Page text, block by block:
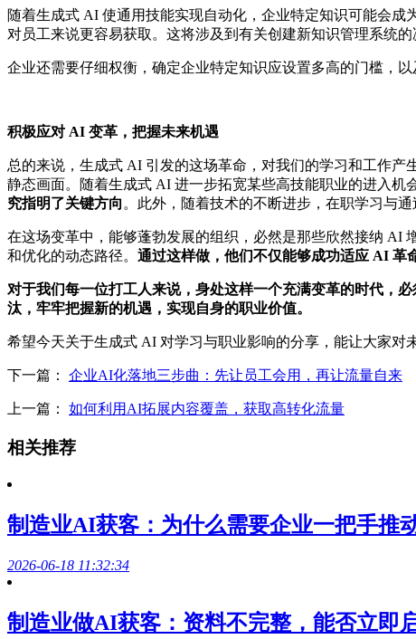
随着生成式 AI 使通用技能实现自动化，企业特定知识可能会
对员工来说更容易获取。这将涉及到有关创建新知识管理系统
企业还需要仔细权衡，确定企业特定知识应设置多高的门槛，
积极应对 AI 变革，把握未来机遇
总的来说，生成式 AI 引发的这场革命，对我们的学习和工作产
静态画面。随着生成式 AI 进一步拓宽某些高技能职业的进入机
究指明了关键方向 。此外，随着技术的不断进步，在职学习与
在这场变革中，能够蓬勃发展的组织，必然是那些欣然接纳 AI
和优化的动态路径。 通过这样做，他们不仅能够成功适应 AI 革
对于我们每一位打工人来说，身处这样一个充满变革的时代，
汰，牢牢把握新的机遇，实现自身的职业价值。
希望今天关于生成式 AI 对学习与职业影响的分享，能让大家对
下一篇： 企业AI化落地三步曲：先让员工会用，再让流量自来
上一篇： 如何利用AI拓展内容覆盖，获取高转化流量
相关推荐
制造业AI获客：为什么需要企业一把手推
2026-06-18 11:32:34
制造业做AI获客：资料不完整，能否立即